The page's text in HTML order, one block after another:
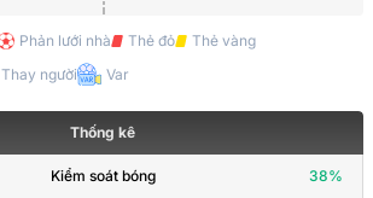
78’
T.Souček
69’
Thống kê
Kiểm soát bóng 38%
Phản lưới nhà Thẻ đỏ
Thẻ vàng
Thay người Var